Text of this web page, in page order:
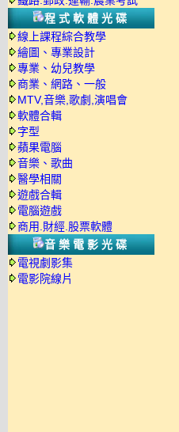
程式軟體光碟
線上課程綜合教學
繪圖、專業設計
專業、幼兒教學
商業、網路、一般
MTV,音樂,歌劇,演唱會
軟體合輯
字型
蘋果電腦
音樂、歌曲
醫學相關
遊戲合輯
電腦遊戲
商用.財經.股票軟體
音樂電影光碟
電視劇影集
電影院線片